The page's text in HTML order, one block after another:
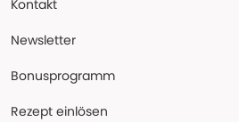
Kontakt
Newsletter
Bonusprogramm
Rezept einlösen